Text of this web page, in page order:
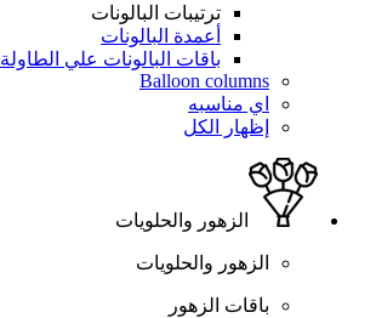
ترتيبات البالونات
أعمدة البالونات
باقات البالونات علي الطاولة
Balloon columns
اي مناسبه
إظهار الكل
الزهور والحلويات
الزهور والحلويات
باقات الزهور